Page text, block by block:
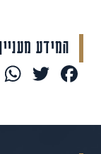
המידע